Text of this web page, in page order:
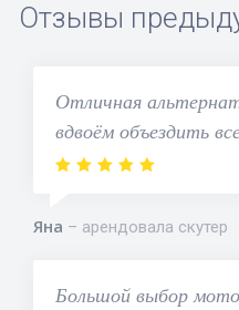
Отзывы
Отличная
вдвоём объездить
Яна арендовала скутер
Большой выбор